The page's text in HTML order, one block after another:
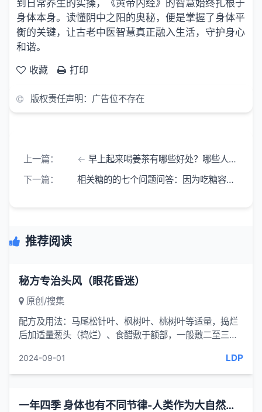
到日常养生的实操，《黄帝内经》的智慧始终扎根于
身体本身。读懂阴中之阳的奥秘，便是掌握了身体平
衡的关键，让古老中医智慧真正融入生活，守护身心
和谐。
收藏
打印
版权责任声明：广告位不存在
上一篇：
早上起来喝姜茶有哪些好处？哪些人不适宜天天喝？
下一篇：
相关糖的的七个问题问答：因为吃糖容易引起糖尿病吗？
推荐阅读
秘方专治头风（眼花昏迷）
原创/搜集
配方及用法：马尾松针叶、枫树叶、桃树叶等适量，捣烂
后加适量葱头（捣烂）、食醋敷于额部，一般敷二至三次
2024-09-01 LDP
一年四季 身体也有不同节律-人类作为大自然的一分子